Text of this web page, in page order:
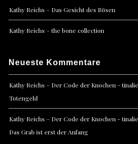
Kathy Reichs – Das Gesicht des Bösen
Kathy Reichs – the bone collection
Neueste Kommentare
Kathy Reichs – Der Code der Knochen -
Totengeld
Kathy Reichs – Der Code der Knochen -
Das Grab ist erst der Anfang